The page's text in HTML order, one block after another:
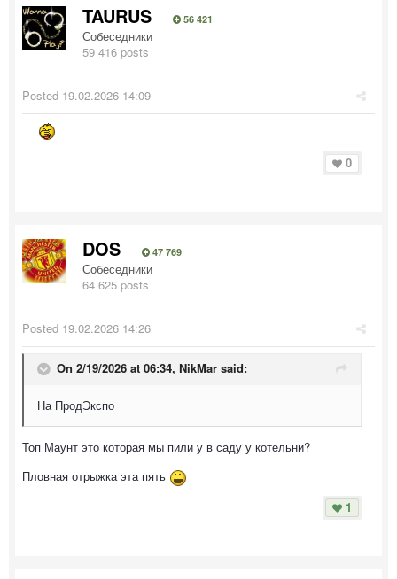
TAURUS 56 421
Собеседники
59 416 posts
Posted 19.02.2026 14:09
0
DOS 47 769
Собеседники
64 625 posts
Posted 19.02.2026 14:26
On 2/19/2026 at 06:34, NikMar said:
На ПродЭкспо
Топ Маунт это которая мы пили у в саду у котельни?
Пловная отрыжка эта пять
1